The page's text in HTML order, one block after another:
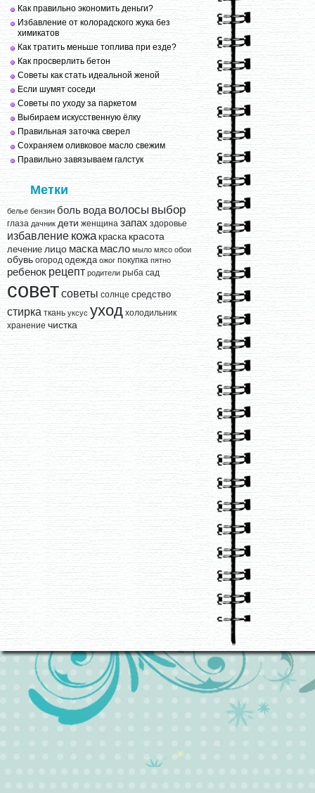
Как правильно экономить деньги?
Избавление от колорадского жука без
химикатов
Как тратить меньше топлива при езде?
Как просверлить бетон
Советы как стать идеальной женой
Если шумят соседи
Советы по уходу за паркетом
Выбираем искусственную ёлку
Правильная заточка сверел
Сохраняем оливковое масло свежим
Правильно завязываем галстук
Метки
белье бензин боль вода волосы выбор
глаза дачник дети женщина запах здоровье
избавление кожа краска красота
лечение лицо маска масло мыло мясо обои
обувь огород одежда ожог покупка пятно
ребенок рецепт родители рыба сад
советсоветы солнце средство
стирка ткань уксус уход холодильник
хранение чистка